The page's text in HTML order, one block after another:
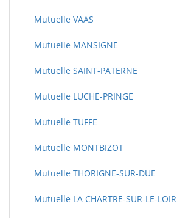
Mutuelle VAAS
Mutuelle MANSIGNE
Mutuelle SAINT-PATERNE
Mutuelle LUCHE-PRINGE
Mutuelle TUFFE
Mutuelle MONTBIZOT
Mutuelle THORIGNE-SUR-DUE
Mutuelle LA CHARTRE-SUR-LE-LOIR